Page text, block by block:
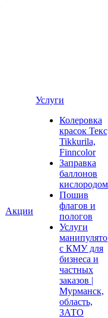
Акции
Услуги
Колеровка
красок
Tikkurila,
Finncolor
Заправка
баллонов
кислородом
Пошив
флагов и
пологов
Услуги
с КМУ для
бизнеса и
частных
заказов |
Мурманск,
область,
ЗАТО